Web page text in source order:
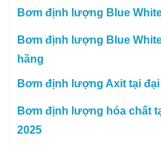
Bơm định lượng Blue
Bơm định lượng Blue
hãng
Bơm định lượng Axit tại
Bơm định lượng hóa chất
2025